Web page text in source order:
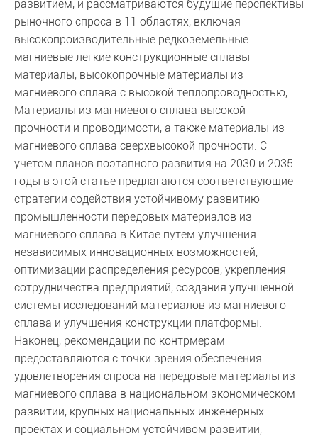
развитием, и рассматриваются будущие перспективы
рыночного спроса в 11 областях, включая
высокопроизводительные редкоземельные
магниевые легкие конструкционные сплавы
материалы, высокопрочные материалы из
магниевого сплава с высокой теплопроводностью,
Материалы из магниевого сплава высокой
прочности и проводимости, а также материалы из
магниевого сплава сверхвысокой прочности. С
учетом планов поэтапного развития на 2030 и 2035
годы в этой статье предлагаются соответствующие
стратегии содействия устойчивому развитию
промышленности передовых материалов из
магниевого сплава в Китае путем улучшения
независимых инновационных возможностей,
оптимизации распределения ресурсов, укрепления
сотрудничества предприятий, создания улучшенной
системы исследований материалов из магниевого
сплава и улучшения конструкции платформы.
Наконец, рекомендации по контрмерам
предоставляются с точки зрения обеспечения
удовлетворения спроса на передовые материалы из
магниевого сплава в национальном экономическом
развитии, крупных национальных инженерных
проектах и социальном устойчивом развитии,